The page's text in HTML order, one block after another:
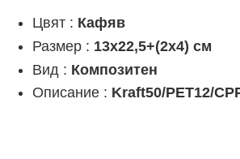
Цвят : Кафяв
Размер : 13х22,5+(2х4) см
Вид : Композитен
Описание : Kraft50/PET12/